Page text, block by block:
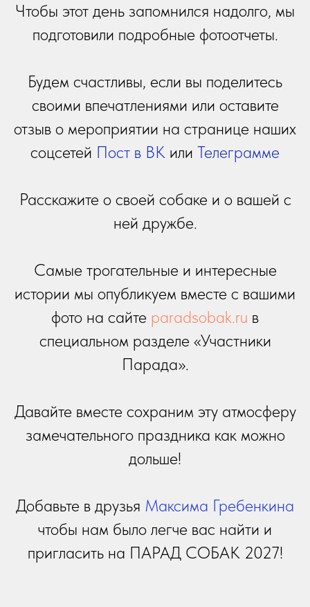
Чтобы этот день запомнился надолго, мы
подготовили подробные фотоотчеты.
Будем счастливы, если вы поделитесь
своими впечатлениями или оставите
отзыв о мероприятии на странице наших
соцсетей Пост в ВК или Телеграмме
Расскажите о своей собаке и о вашей с
ней дружбе.
Самые трогательные и интересные
истории мы опубликуем вместе с вашими
фото на сайте paradsobak.ru в
специальном разделе «Участники
Парада».
Давайте вместе сохраним эту атмосферу
замечательного праздника как можно
дольше!
Добавьте в друзья Максима Гребенкина
чтобы нам было легче вас найти и
пригласить на ПАРАД СОБАК 2027!